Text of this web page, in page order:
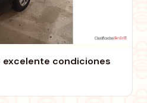
excelente condiciones